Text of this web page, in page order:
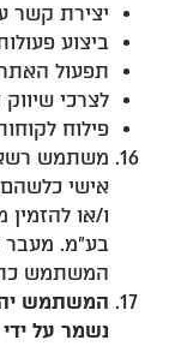
יצירת קשר
ביצוע
תפעול
לצרכי שיווק
פילוח
משתמש
אישי
ו/או להזמין
בע"מ. מעבר
המשתמש
המשתמש
נשמר על ידי